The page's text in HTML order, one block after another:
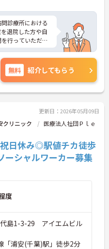
診療所における
退院した方や自
行っていただき
イベートを大切
た、勤務時間は
方が可能です。
ントなど、さら
軽にご相談くだ
無料 紹介してもらう
更新日：2026年05月09日
クリニック
医療法人社団Ｐｌｅ
祝日休み◎駅値チカ徒歩
シャルワーカー募集
度
代島1-3-29 アイエムビル
「浦安(千葉)駅」徒歩2分